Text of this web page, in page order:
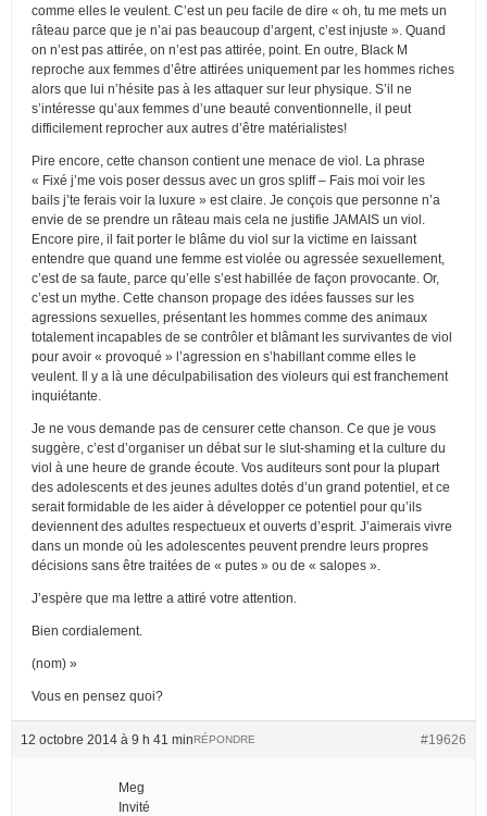
comme elles le veulent. C’est un peu facile de dire « oh, tu me mets un
râteau parce que je n’ai pas beaucoup d’argent, c’est injuste ». Quand
on n’est pas attirée, on n’est pas attirée, point. En outre, Black M
reproche aux femmes d’être attirées uniquement par les hommes riches
alors que lui n’hésite pas à les attaquer sur leur physique. S’il ne
s’intéresse qu’aux femmes d’une beauté conventionnelle, il peut
difficilement reprocher aux autres d’être matérialistes!
Pire encore, cette chanson contient une menace de viol. La phrase
« Fixé j’me vois poser dessus avec un gros spliff – Fais moi voir les
bails j’te ferais voir la luxure » est claire. Je conçois que personne n’a
envie de se prendre un râteau mais cela ne justifie JAMAIS un viol.
Encore pire, il fait porter le blâme du viol sur la victime en laissant
entendre que quand une femme est violée ou agressée sexuellement,
c’est de sa faute, parce qu’elle s’est habillée de façon provocante. Or,
c’est un mythe. Cette chanson propage des idées fausses sur les
agressions sexuelles, présentant les hommes comme des animaux
totalement incapables de se contrôler et blâmant les survivantes de viol
pour avoir « provoqué » l’agression en s’habillant comme elles le
veulent. Il y a là une déculpabilisation des violeurs qui est franchement
inquiétante.
Je ne vous demande pas de censurer cette chanson. Ce que je vous
suggère, c’est d’organiser un débat sur le slut-shaming et la culture du
viol à une heure de grande écoute. Vos auditeurs sont pour la plupart
des adolescents et des jeunes adultes dotés d’un grand potentiel, et ce
serait formidable de les aider à développer ce potentiel pour qu’ils
deviennent des adultes respectueux et ouverts d’esprit. J’aimerais vivre
dans un monde où les adolescentes peuvent prendre leurs propres
décisions sans être traitées de « putes » ou de « salopes ».
J’espère que ma lettre a attiré votre attention.
Bien cordialement.
(nom) »
Vous en pensez quoi?
12 octobre 2014 à 9 h 41 min #19626
RÉPONDRE
Meg
Invité